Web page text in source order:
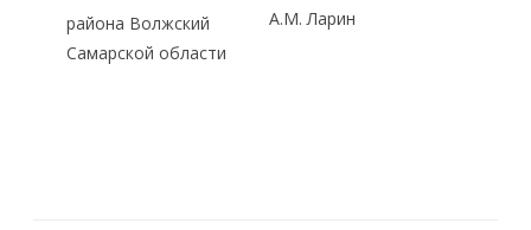
района Волжский
Самарской области
А.М. Ларин